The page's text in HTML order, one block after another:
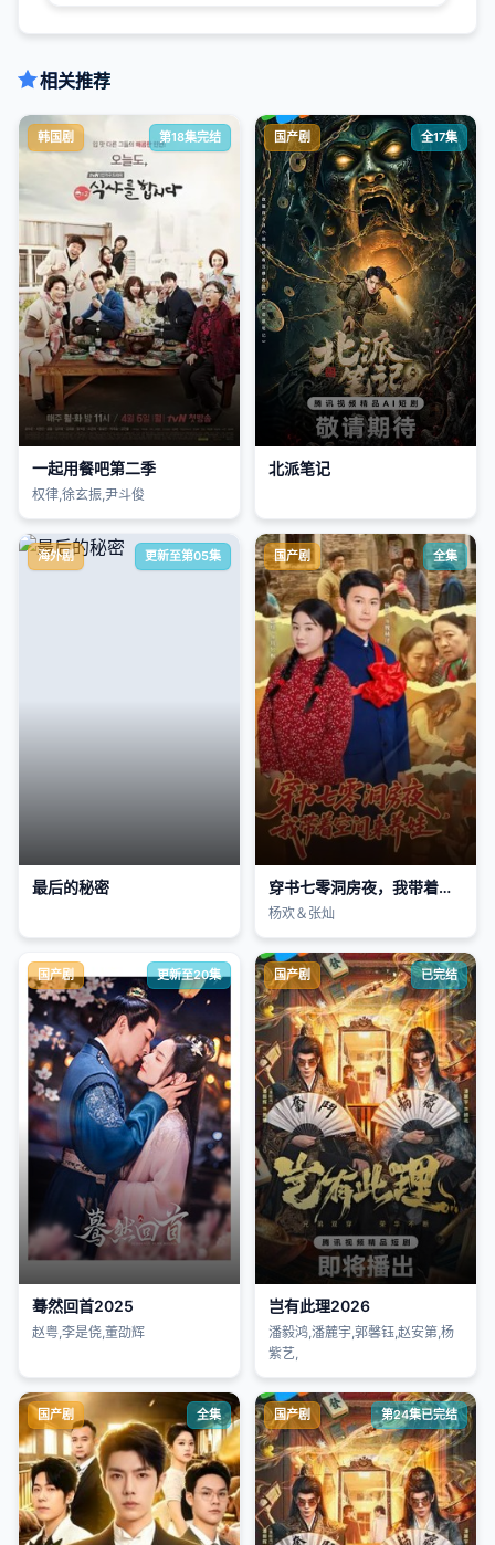
相关推荐
韩国剧 第18集完结
一起用餐吧第二季
权律,徐玄振,尹斗俊
国产剧 全17集
北派笔记
海外剧 更新至第05集
最后的秘密
国产剧 全集
穿书七零洞房夜，我带着空间来养娃
杨欢＆张灿
国产剧 更新至20集
蓦然回首2025
赵粤,李是侥,董劭辉
国产剧 已完结
岂有此理2026
潘毅鸿,潘麓宇,郭馨钰,赵安第,杨
紫艺,
国产剧 全集 国产剧 第24集已完结